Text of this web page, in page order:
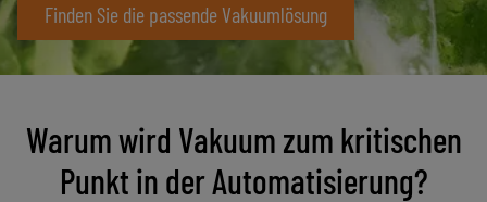
Finden Sie die passende Vakuumlösung
Warum wird Vakuum zum kritischen
Punkt in der Automatisierung?